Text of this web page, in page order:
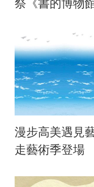
祭《書的博物
漫步高美遇見
走藝術季登場